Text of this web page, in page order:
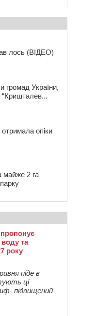
лось (ВІДЕО)
громад України,
“Кришталев...
опіки
майже 2 га
та
року
піде в
ці
підвищений